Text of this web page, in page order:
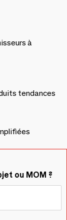
à
tendances
ou MOM ?